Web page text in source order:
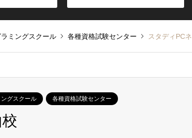
ミングスクール 各種資格試験センター スタディPC
グスクール 各種資格試験センター